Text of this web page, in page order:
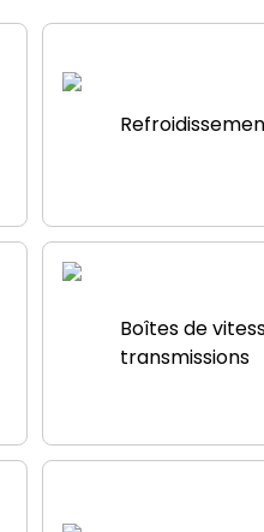
Boîtes de
transmissions